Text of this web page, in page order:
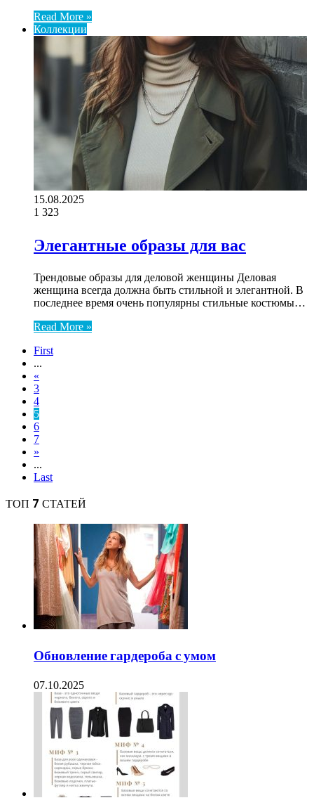
Read More »
Коллекции
15.08.2025
1 323
Элегантные образы для вас
Трендовые образы для деловой женщины Деловая
женщина всегда должна быть стильной и элегантной. В
последнее время очень популярны стильные костюмы…
Read More »
First
...
«
3
4
5
6
7
»
...
Last
ТОП 7 СТАТЕЙ
Обновление гардероба с умом
07.10.2025